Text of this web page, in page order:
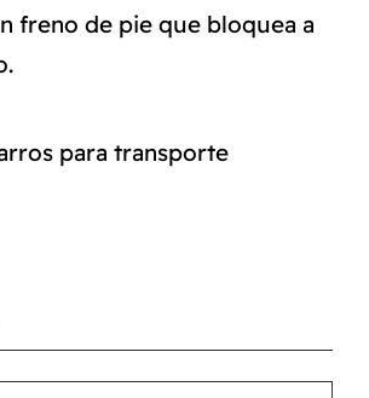
freno de pie que bloquea a
para transporte